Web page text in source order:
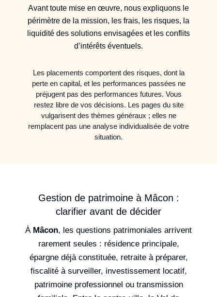
Avant toute mise en œuvre, nous expliquons le
périmètre de la mission, les frais, les risques, la
liquidité des solutions envisagées et les conflits
d’intérêts éventuels.
Les placements comportent des risques, dont la
perte en capital, et les performances passées ne
préjugent pas des performances futures. Vous
restez libre de vos décisions. Les pages du site
vulgarisent des thèmes généraux ; elles ne
remplacent pas une analyse individualisée de votre
situation.
Gestion de patrimoine à Mâcon :
clarifier avant de décider
À Mâcon, les questions patrimoniales arrivent
rarement seules : résidence principale,
épargne déjà constituée, retraite à préparer,
fiscalité à surveiller, investissement locatif,
patrimoine professionnel ou transmission